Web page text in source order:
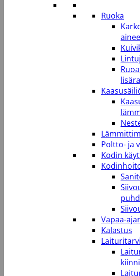
Ruoka
Poltto- ja
Kodin
Vapaa-
Kalastus